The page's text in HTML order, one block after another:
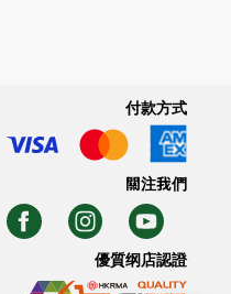
付款方式
關注我們
優質纲店認證